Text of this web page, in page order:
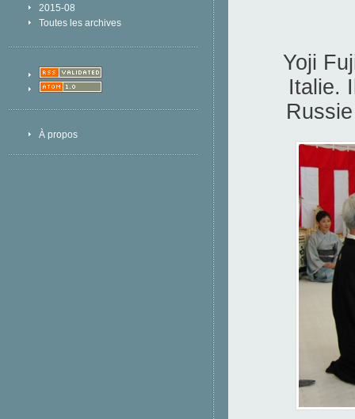
2015-08
Toutes les archives
À propos
Yoji
Italie.